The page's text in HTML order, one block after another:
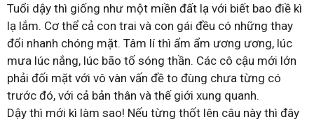
Tuổi dậy thì giống như một miền đất lạ với biết bao điề kì
lạ lắm. Cơ thể cả con trai và con gái đều có những thay
đổi nhanh chóng mặt. Tâm lí thì ẩm ẩm ương ương, lúc
mưa lúc nắng, lúc bão tố sóng thần. Các cô cậu mới lớn
phải đối mặt với vô vàn vấn đề to đùng chưa từng có
trước đó, với cả bản thân và thế giới xung quanh.
Dậy thì mới kì làm sao! Nếu từng thốt lên câu này thì đây